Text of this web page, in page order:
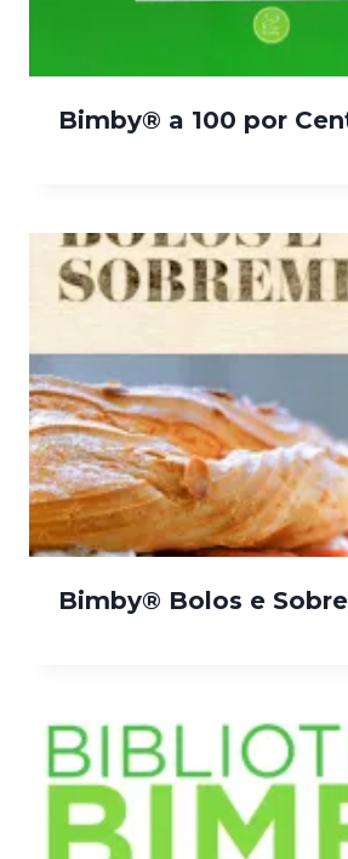
Bimby® a 100 por
Bimby® Bolos e